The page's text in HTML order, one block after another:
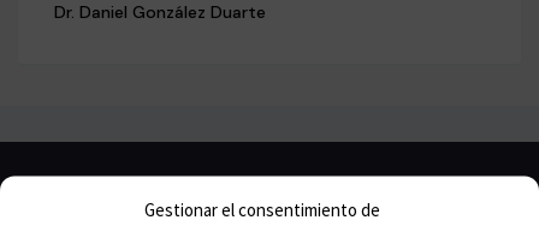
Gestionar el consentimiento de
Dr. Daniel González Duarte